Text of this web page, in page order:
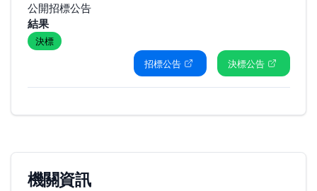
公開招標公告
結果
決標
招標公告
決標公告
機關資訊